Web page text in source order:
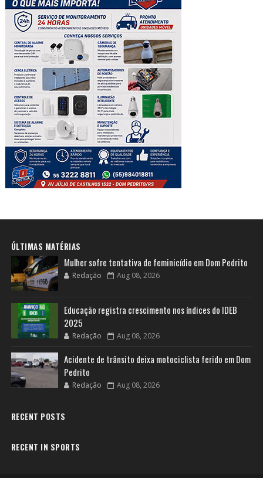
ÚLTIMAS MATÉRIAS
Mulher sofre tentativa de feminicídio em Dom Pedrito
Redação Aug 08, 2026
Educação registra crescimento nos índices do IDEB
2025
Redação Aug 08, 2026
Acidente de trânsito deixa motociclista ferido em Dom
Pedrito
Redação Aug 08, 2026
RECENT POSTS
RECENT IN SPORTS